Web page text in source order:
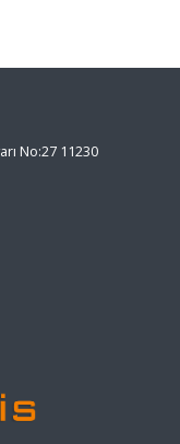
No:27 11230